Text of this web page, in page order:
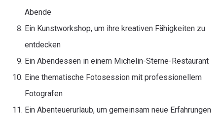
Abende
Ein Kunstworkshop, um ihre kreativen Fähigkeiten zu
entdecken
Ein Abendessen in einem Michelin-Sterne-Restaurant
Eine thematische Fotosession mit professionellem
Fotografen
Ein Abenteuerurlaub, um gemeinsam neue Erfahrungen